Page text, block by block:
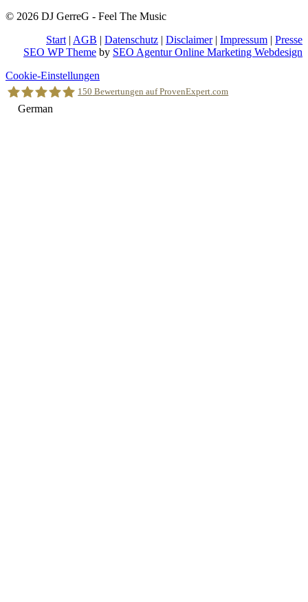
© 2026 DJ GerreG - Feel The Music
Start| AGB | Datenschutz | Disclaimer| Impressum | Presse
SEO WP Theme by SEO Agentur Online Marketing Webdesign
Nach
oben
scrollen
Cookie-Einstellungen
150 Bewertungen auf ProvenExpert.com
German